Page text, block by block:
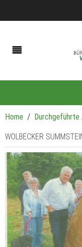
Home Durchgeführte
WOLBECKER